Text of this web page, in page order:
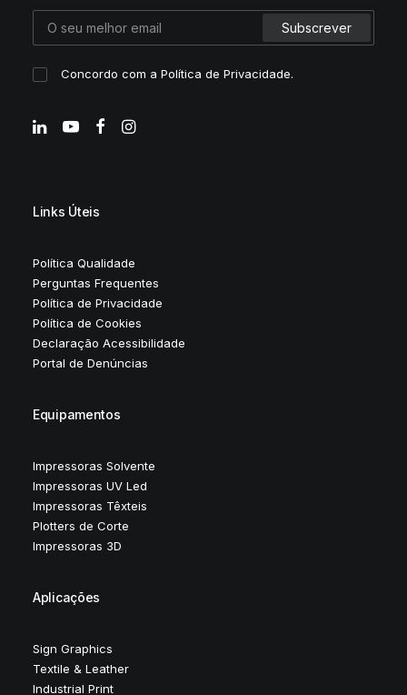
Concordo com aPolítica de Privacidade.
Links Úteis
Política Qualidade
Perguntas Frequentes
Política de Privacidade
Política de Cookies
Declaração Acessibilidade
Portal de Denúncias
Equipamentos
Impressoras Solvente
Impressoras UV Led
Impressoras Têxteis
Plotters de Corte
Impressoras 3D
Aplicações
Sign Graphics
Textile & Leather
Industrial Print